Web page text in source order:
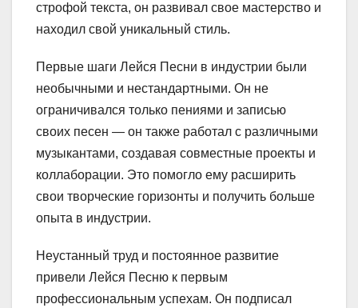
строфой текста, он развивал свое мастерство и
находил свой уникальный стиль.
Первые шаги Лейся Песни в индустрии были
необычными и нестандартными. Он не
ограничивался только пениями и записью
своих песен — он также работал с различными
музыкантами, создавая совместные проекты и
коллаборации. Это помогло ему расширить
свои творческие горизонты и получить больше
опыта в индустрии.
Неустанный труд и постоянное развитие
привели Лейся Песню к первым
профессиональным успехам. Он подписал